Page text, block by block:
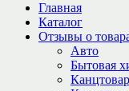
Главная
Каталог
Отзывы о
Авто
Бытовая